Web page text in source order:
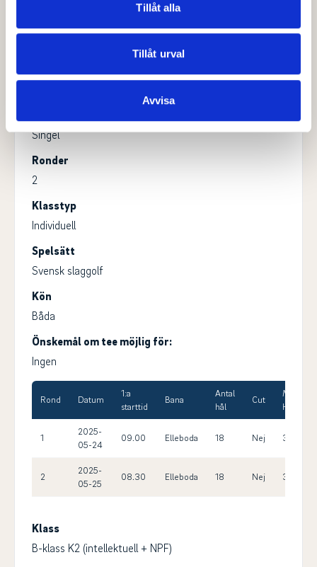
annons- och analysföretag som vi samarbetar med.
Dessa kan i sin tur kombinera informationen med annan
information som du har tillhandahållit eller som de har
Tillåt alla
Tillåt urval
Avvisa
Singel
Ronder
2
Klasstyp
Individuell
Spelsätt
Svensk slaggolf
Kön
Båda
Önskemål om tee möjlig för:
Ingen
Rond Datum
1:a
starttid
Bana
Antal
hål
Cut
Max
HCP
1
2025-
05-24
09.00 Elleboda 18 Nej 36.0
2
2025-
05-25
08.30 Elleboda 18 Nej 36.0
Klass
B-klass K2 (intellektuell + NPF)